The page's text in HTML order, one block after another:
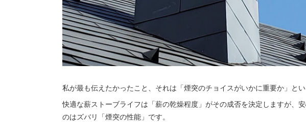
私が最も伝えたかったこと、それは「煙突のチョイスがいかに重要か」とい
快適な薪ストーブライフは「薪の乾燥程度」がその成否を決定しますが、
のはズバリ「煙突の性能」です。